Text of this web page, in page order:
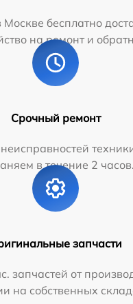
бесплатно
на ремонт и
Срочный ремонт
в течение 2 часов.
запчасти
запчастей от
на собственных